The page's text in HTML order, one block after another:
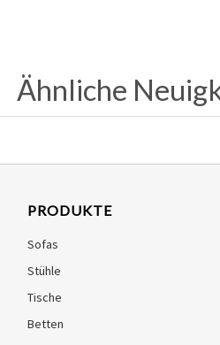
Ähnliche
PRODUKTE
Sofas
Stühle
Tische
Betten